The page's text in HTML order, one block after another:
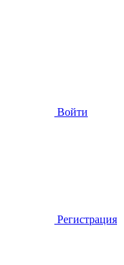
Войти
Регистрация